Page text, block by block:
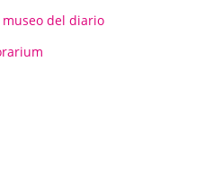
museo del diario